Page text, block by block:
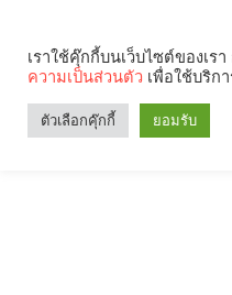
เราใช้คุ๊กกี้บนเว็บไซต์ของเ
ความเป็นส่วนตัว เพื่อใช้บริก
ตัวเลือกคุ๊กกี้ ยอมรับ